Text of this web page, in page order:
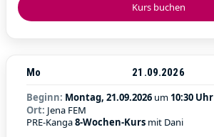
Kurs buchen
Mo 21.09.2026
Beginn: Montag, 21.09.2026 um 10:30 Uhr
Ort: Jena FEM
PRE-Kanga8-Wochen-Kurs mit Dani